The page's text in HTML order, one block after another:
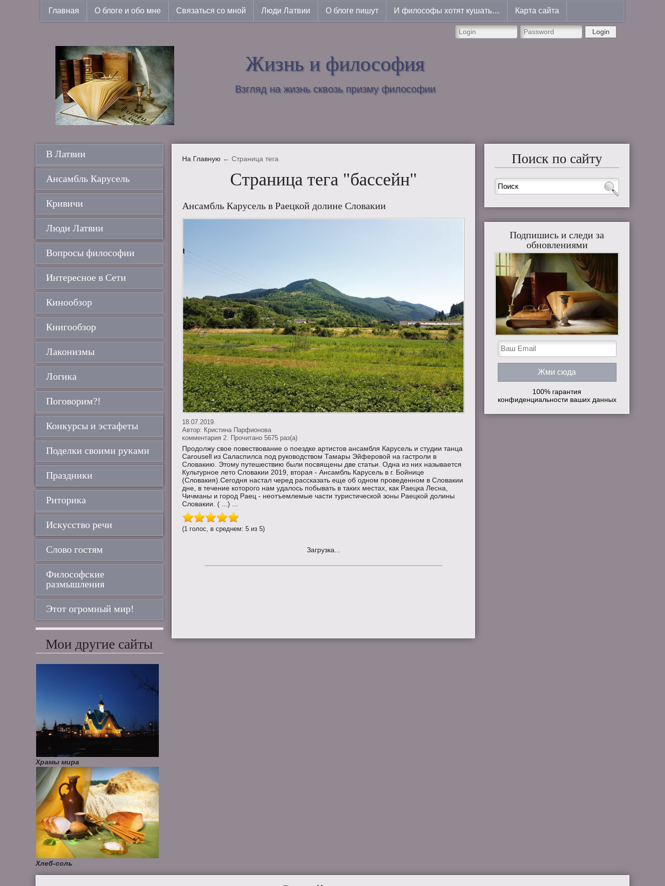
Главная О блоге и обо мне Связаться со мной Люди Латвии О блоге пишут И философы хотят кушать… Карта сайта
Login
Жизнь и философия
Взгляд на жизнь сквозь призму философии
На Главную ← Страница тега
Страница тега "бассейн"
Ансамбль Карусель в Раецкой долине Словакии
18.07.2019.
Автор: Кристина Парфионова
комментария 2. Прочитано 5675 раз(a)
Продолжу свое повествование о поездке артистов ансамбля Карусель и студии танца
Carousell из Саласпилса под руководством Тамары Эйферовой на гастроли в
Словакию. Этому путешествию были посвящены две статьи. Одна из них называется
Культурное лето Словакии 2019, вторая - Ансамбль Карусель в г. Бойнице
(Словакия).Сегодня настал черед рассказать еще об одном проведенном в Словакии
дне, в течение которого нам удалось побывать в таких местах, как Раецка Лесна,
Чичманы и город Раец - неотъемлемые части туристической зоны Раецкой долины
Словакии. ( ...) ...
(1 голос, в среднем: 5 из 5)
Загрузка...
В Латвии
Ансамбль Карусель
Кривичи
Люди Латвии
Вопросы философии
Интересное в Сети
Кинообзор
Книгообзор
Лаконизмы
Логика
Поговорим?!
Конкурсы и эстафеты
Поделки своими руками
Праздники
Риторика
Искусство речи
Слово гостям
Философские
размышления
Этот огромный мир!
Мои другие сайты
Храмы мира
Хлеб-соль
Поиск по сайту
Подпишись и следи за
обновлениями
100% гарантия
конфиденциальности ваших данных